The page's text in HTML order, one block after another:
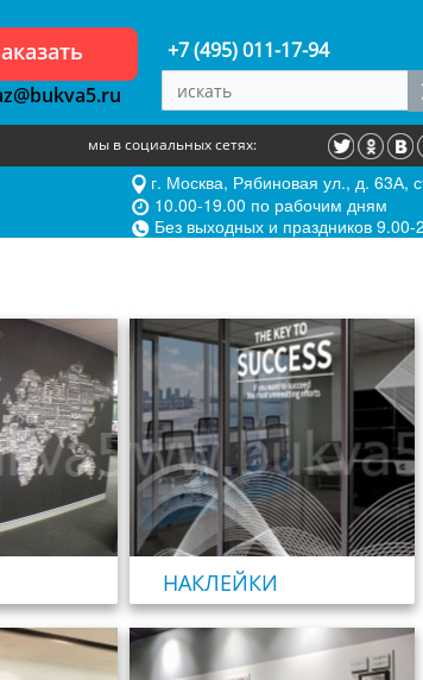
+7 (495) 011-17-94
мы в социальных сетях:
г. Москва, Рябиновая ул., д. 63А,
10.00-19.00 по рабочим дням
Без выходных и праздников 9.00-
НАКЛЕЙКИ